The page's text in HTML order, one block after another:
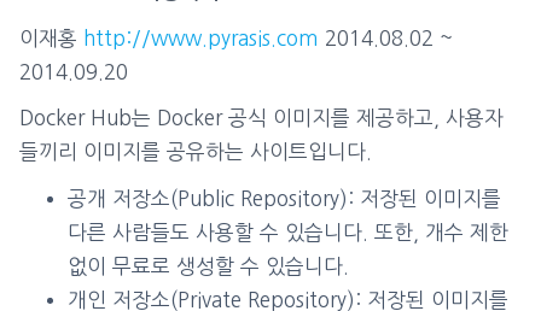
이재홍 http://www.pyrasis.com 2014.08.02 ~
2014.09.20
Docker Hub는 Docker 공식 이미지를 제공하고, 사용자
들끼리 이미지를 공유하는 사이트입니다.
공개 저장소(Public Repository): 저장된 이미지를
다른 사람들도 사용할 수 있습니다. 또한, 개수 제한
없이 무료로 생성할 수 있습니다.
개인 저장소(Private Repository): 저장된 이미지를